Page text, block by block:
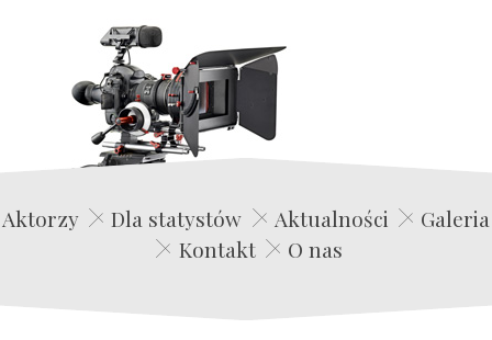
Edwin Film Agencja Aktorska
Aktorzy Dla statystów Aktualności
Galeria
Kontakt
O nas